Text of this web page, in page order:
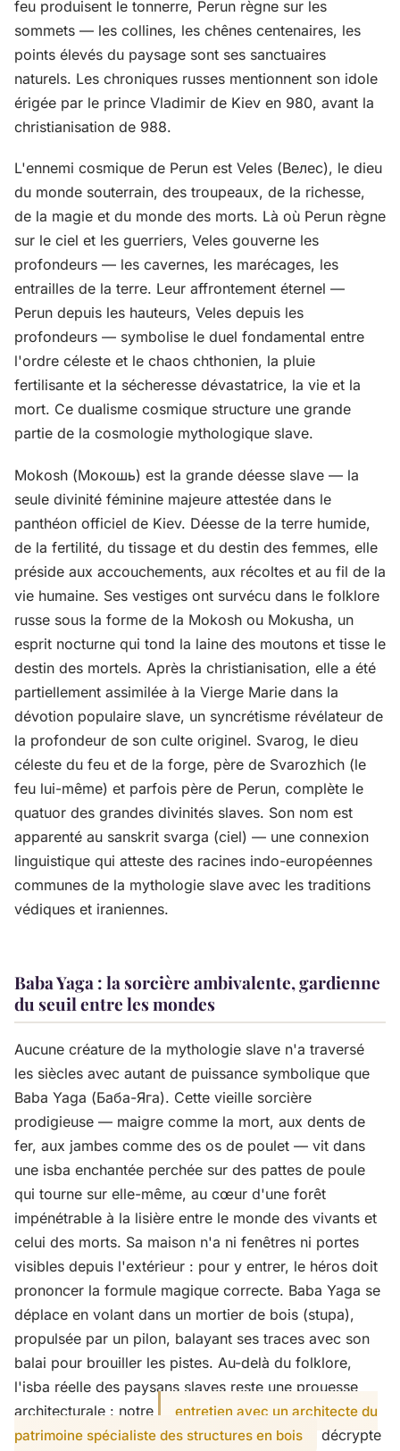
feu produisent le tonnerre, Perun règne sur les
sommets — les collines, les chênes centenaires, les
points élevés du paysage sont ses sanctuaires
naturels. Les chroniques russes mentionnent son idole
érigée par le prince Vladimir de Kiev en 980, avant la
christianisation de 988.
L'ennemi cosmique de Perun est Veles (Велес), le dieu
du monde souterrain, des troupeaux, de la richesse,
de la magie et du monde des morts. Là où Perun règne
sur le ciel et les guerriers, Veles gouverne les
profondeurs — les cavernes, les marécages, les
entrailles de la terre. Leur affrontement éternel —
Perun depuis les hauteurs, Veles depuis les
profondeurs — symbolise le duel fondamental entre
l'ordre céleste et le chaos chthonien, la pluie
fertilisante et la sécheresse dévastatrice, la vie et la
mort. Ce dualisme cosmique structure une grande
partie de la cosmologie mythologique slave.
Mokosh (Мокошь) est la grande déesse slave — la
seule divinité féminine majeure attestée dans le
panthéon officiel de Kiev. Déesse de la terre humide,
de la fertilité, du tissage et du destin des femmes, elle
préside aux accouchements, aux récoltes et au fil de la
vie humaine. Ses vestiges ont survécu dans le folklore
russe sous la forme de la Mokosh ou Mokusha, un
esprit nocturne qui tond la laine des moutons et tisse le
destin des mortels. Après la christianisation, elle a été
partiellement assimilée à la Vierge Marie dans la
dévotion populaire slave, un syncrétisme révélateur de
la profondeur de son culte originel. Svarog, le dieu
céleste du feu et de la forge, père de Svarozhich (le
feu lui-même) et parfois père de Perun, complète le
quatuor des grandes divinités slaves. Son nom est
apparenté au sanskrit svarga (ciel) — une connexion
linguistique qui atteste des racines indo-européennes
communes de la mythologie slave avec les traditions
védiques et iraniennes.
Baba Yaga : la sorcière ambivalente, gardienne
du seuil entre les mondes
Aucune créature de la mythologie slave n'a traversé
les siècles avec autant de puissance symbolique que
Baba Yaga (Баба-Яга). Cette vieille sorcière
prodigieuse — maigre comme la mort, aux dents de
fer, aux jambes comme des os de poulet — vit dans
une isba enchantée perchée sur des pattes de poule
qui tourne sur elle-même, au cœur d'une forêt
impénétrable à la lisière entre le monde des vivants et
celui des morts. Sa maison n'a ni fenêtres ni portes
visibles depuis l'extérieur : pour y entrer, le héros doit
prononcer la formule magique correcte. Baba Yaga se
déplace en volant dans un mortier de bois (stupа),
propulsée par un pilon, balayant ses traces avec son
balai pour brouiller les pistes. Au-delà du folklore,
l'isba réelle des paysans slaves reste une prouesse
architecturale : notre
entretien avec un architecte du
patrimoine spécialiste des structures en bois
décrypte